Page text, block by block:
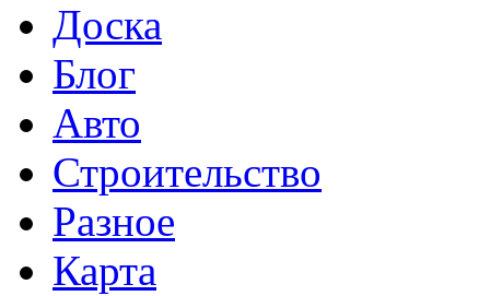
Доска
Блог
Авто
Строительство
Разное
Карта